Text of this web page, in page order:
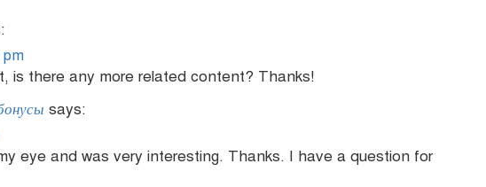
is there any more related content? Thanks!
says:
eye and was very interesting. Thanks. I have a question for